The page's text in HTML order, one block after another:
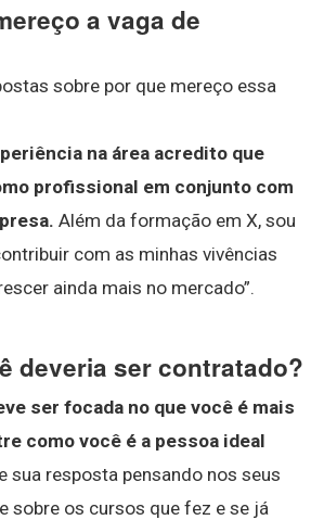
a vaga de
sobre por que mereço essa
na área acredito que
profissional em conjunto com
Além da formação em X, sou
com as minhas vivências
ainda mais no mercado”.
deveria ser contratado?
ser focada no que você é mais
como você é a pessoa ideal
sua resposta pensando nos seus
sobre os cursos que fez e se já